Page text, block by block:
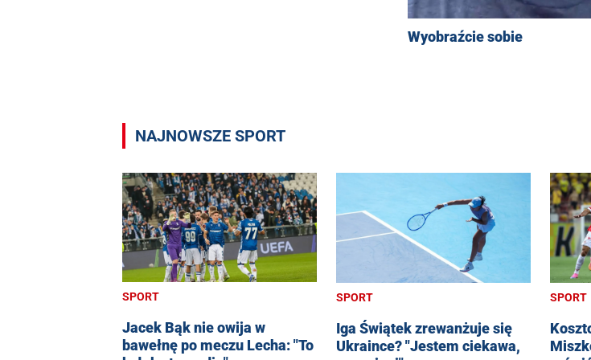
Wyobraźcie sobie
NAJNOWSZE SPORT
SPORT
Jacek Bąk nie owija w
bawełnę po meczu Lecha: "To
SPORT
Iga Świątek zrewanżuje się
Ukraince? "Jestem ciekawa,
SPORT